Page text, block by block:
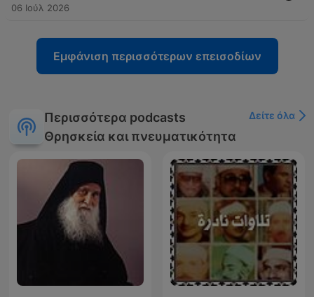
06 Ιούλ 2026
Εμφάνιση περισσότερων επεισοδίων
Περισσότερα podcasts
Θρησκεία και πνευματικότητα
Δείτε όλα